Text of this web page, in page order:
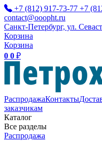
+7 (812) 917-73-77 +7
contact@ooopht.ru
Санкт-Петербург, ул.
Корзина
Корзина
0 0 ₽
РаспродажаКонтакты
заказчикам
Каталог
Все разделы
Распродажа